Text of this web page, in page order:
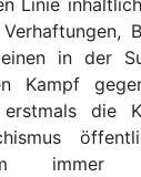
in der
Kampf
die
immer